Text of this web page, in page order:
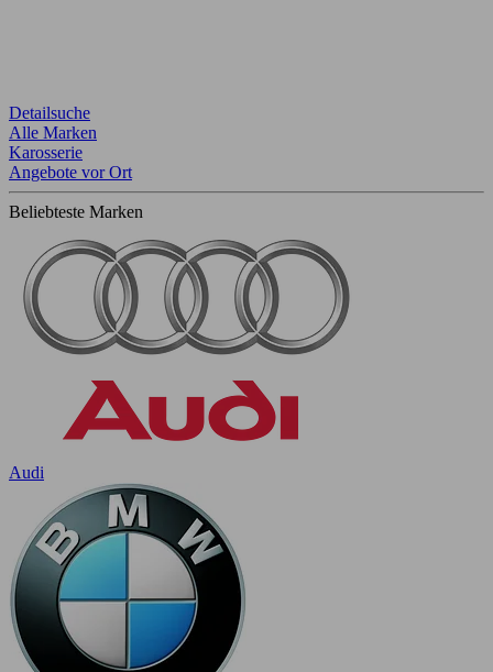
Detailsuche
Alle Marken
Karosserie
Angebote vor Ort
Beliebteste Marken
Audi